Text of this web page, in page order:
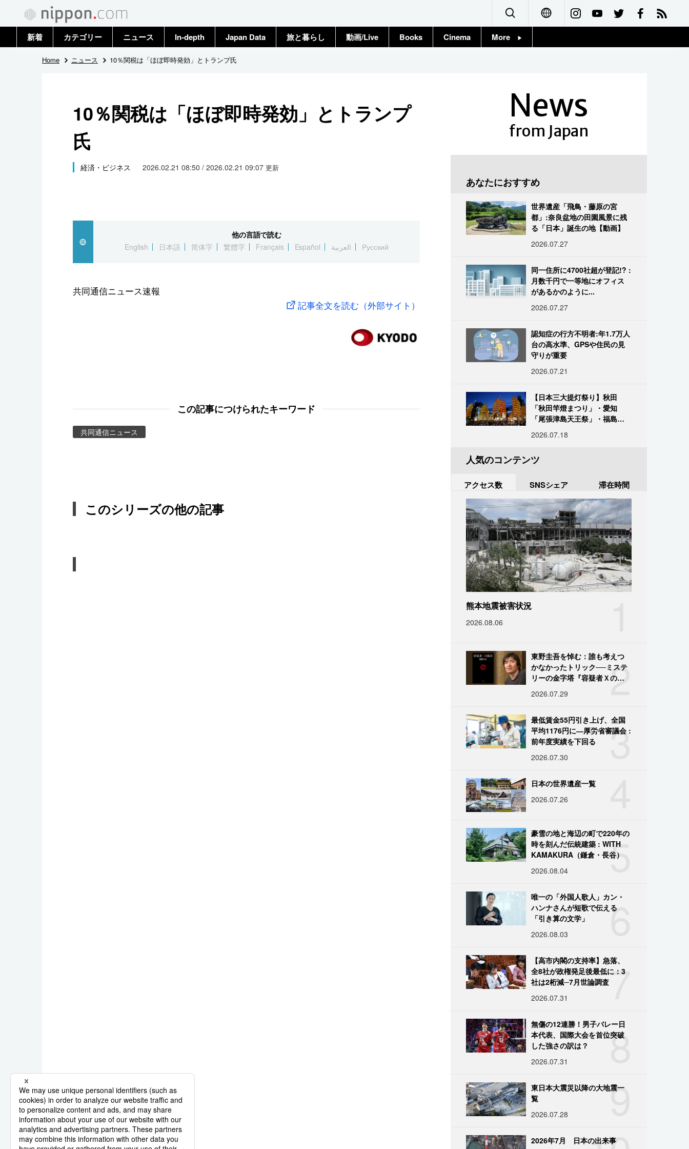
Français
新着 カテゴリー
政治・外交
国際
社会
文化
スポーツ・東京2020
ニュース
トップ
In-depth Japan Data 旅と暮らし 動画/Live Books Cinema More
Home ニュース 10％関税は「ほぼ即時発効」とトランプ氏
10％関税は「ほぼ即時発効」とトランプ
氏
経済・ビジネス 2026.02.21 08:50 / 2026.02.21 09:07 更新
他の言語で読む
English
日本語 简体字 繁體字 Français Español العربية Русский
共同通信ニュース速報
記事全文を読む（外部サイト）
この記事につけられたキーワード
共同通信ニュース
このシリーズの他の記事
News
from Japan
あなたにおすすめ
世界遺産「飛鳥・藤原の宮
都」:奈良盆地の田園風景に残
る「日本」誕生の地【動画】
2026.07.27
同一住所に4700社超が登記!? :
月数千円で一等地にオフィス
があるかのように...
2026.07.27
認知症の行方不明者:年1.7万人
台の高水準、GPSや住民の見
守りが重要
2026.07.21
【日本三大提灯祭り】秋田
「秋田竿燈まつり」・愛知
「尾張津島天王祭」・福島
だしい灯火が夜空を照らす光
2026.07.18
人気のコンテンツ
アクセス数 SNSシェア 滞在時間
熊本地震被害状況
2026.08.06
2
東野圭吾を悼む：誰も考えつ
かなかったトリック──ミステ
リーの金字塔『容疑者Ｘの献
2026.07.29
3
最低賃金55円引き上げ、全国
平均1176円に―厚労省審議会 :
前年度実績を下回る
2026.07.30
日本の世界遺産一覧
2026.07.26
5
豪雪の地と海辺の町で220年の
時を刻んだ伝統建築 : WITH
KAMAKURA（鎌倉・長谷）
2026.08.04
6
唯一の「外国人歌人」カン・
ハンナさんが短歌で伝える
「引き算の文学」
2026.08.03
7
【高市内閣の支持率】急落、
全8社が政権発足後最低に：3
社は2桁減─7月世論調査
2026.07.31
8
無傷の12連勝！男子バレー日
本代表、国際大会を首位突破
した強さの訳は？
2026.07.31
9
東日本大震災以降の大地震一
覧
2026.07.28
2026年7月 日本の出来事